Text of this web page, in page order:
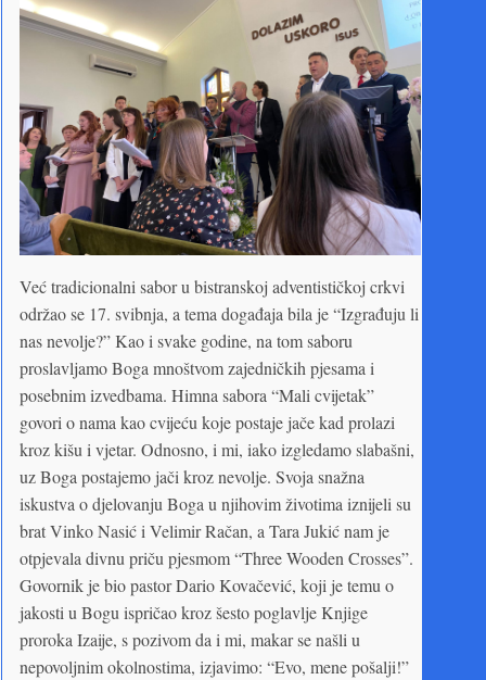
Već tradicionalni sabor u bistranskoj adventističkoj crkvi
održao se 17. svibnja, a tema događaja bila je “Izgrađuju li
nas nevolje?” Kao i svake godine, na tom saboru
proslavljamo Boga mnoštvom zajedničkih pjesama i
posebnim izvedbama. Himna sabora “Mali cvijetak”
govori o nama kao cvijeću koje postaje jače kad prolazi
kroz kišu i vjetar. Odnosno, i mi, iako izgledamo slabašni,
uz Boga postajemo jači kroz nevolje. Svoja snažna
iskustva o djelovanju Boga u njihovim životima iznijeli su
brat Vinko Nasić i Velimir Račan, a Tara Jukić nam je
otpjevala divnu priču pjesmom “Three Wooden Crosses”.
Govornik je bio pastor Dario Kovačević, koji je temu o
jakosti u Bogu ispričao kroz šesto poglavlje Knjige
proroka Izaije, s pozivom da i mi, makar se našli u
nepovoljnim okolnostima, izjavimo: “Evo, mene pošalji!”